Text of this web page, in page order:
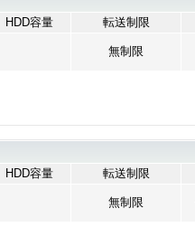
HDD容量 転送制限
無制限
HDD容量 転送制限
無制限